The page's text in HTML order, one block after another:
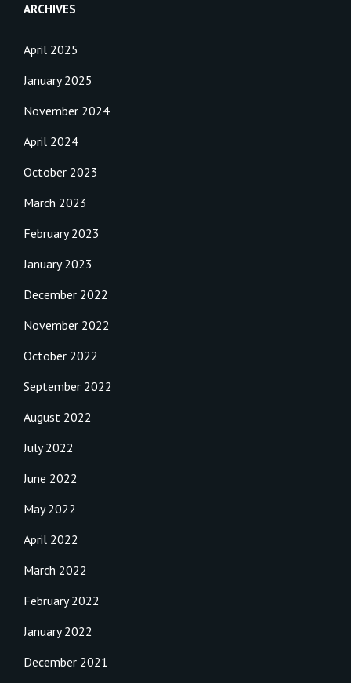
ARCHIVES
April 2025
January 2025
November 2024
April 2024
October 2023
March 2023
February 2023
January 2023
December 2022
November 2022
October 2022
September 2022
August 2022
July 2022
June 2022
May 2022
April 2022
March 2022
February 2022
January 2022
December 2021